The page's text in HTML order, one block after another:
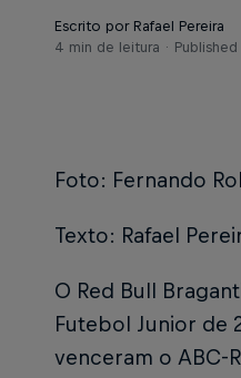
Escrito por Rafael Pereira
4 min de leitura
Foto: Fernando
Texto: Rafael
O Red Bull
Futebol Junior de
venceram o ABC-